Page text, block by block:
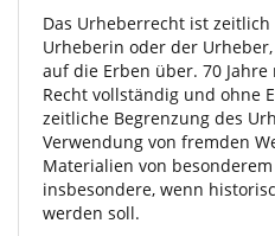
Das Urheberrecht ist
Urheberin oder der
auf die Erben über. 70
Recht vollständig und ohne
zeitliche Begrenzung des
Verwendung von fremden
Materialien von
insbesondere, wenn
werden soll.